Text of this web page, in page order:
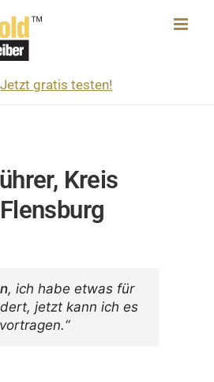
Jetzt gratis testen!
Kreis
, ich habe etwas für
jetzt kann ich es